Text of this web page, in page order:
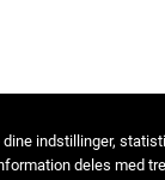
indstillinger,
deles med